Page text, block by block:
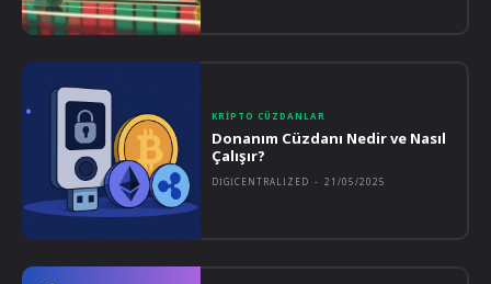
KRIPTO CÜZDANLAR
Donanım Cüzdanı Nedir ve Nasıl
Çalışır?
DIGICENTRALIZED - 21/05/2025